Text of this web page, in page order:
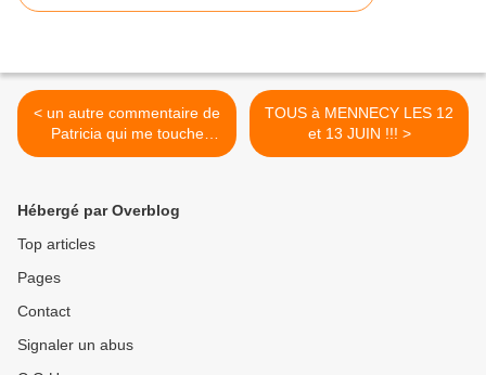
< un autre commentaire de
Patricia qui me touche
beaucoup
TOUS à MENNECY LES 12
et 13 JUIN !!! >
Hébergé par Overblog
Top articles
Pages
Contact
Signaler un abus